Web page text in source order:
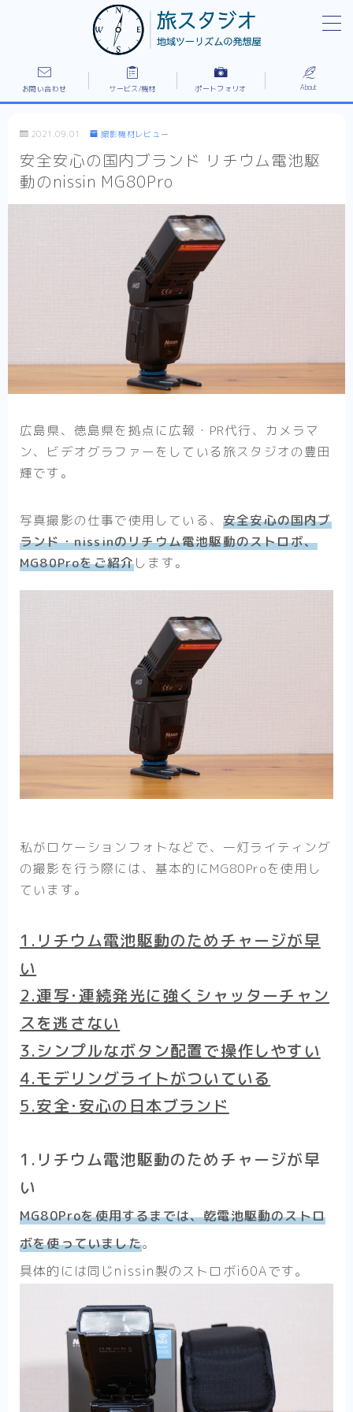
1レイアウト全体フロントページ
PR/施設紹介/ドキュメンタリーなど作例
お問い合わせ
プライバシーポリシー
ポートフォリオ
免責事項
利用規約／特定商取引法に基づく表記
旅スタジオについて
有料記事の決済完了ページ
お問い合わせ サービス/機材 ポートフォリオ About
2021.09.01 撮影機材レビュー
安全安心の国内ブランド リチウム電池駆
動のnissin MG80Pro
広島県、徳島県を拠点に広報・PR代行、カメラマ
ン、ビデオグラファーをしている旅スタジオの豊田
輝です。
写真撮影の仕事で使用している、 安全安心の国内ブ
ランド・nissinのリチウム電池駆動のストロボ、
MG80Proをご紹介します。
私がロケーションフォトなどで、一灯ライティング
の撮影を行う際には、基本的にMG80Proを使用し
ています。
1.リチウム電池駆動のためチャージが早
い
2.連写･連続発光に強くシャッターチャン
スを逃さない
3.シンプルなボタン配置で操作しやすい
4.モデリングライトがついている
5.安全･安心の日本ブランド
1.リチウム電池駆動のためチャージが早
い
MG80Proを使用するまでは、乾電池駆動のストロ
ボを使っていました。
具体的には同じnissin製のストロボi60Aです。